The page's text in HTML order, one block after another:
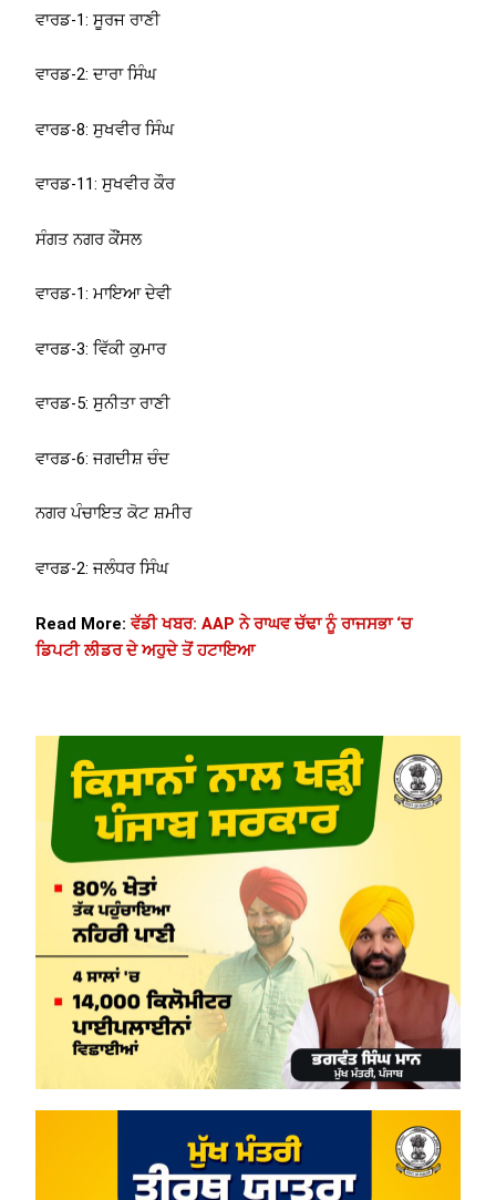
ਵਾਰਡ-1: ਸੂਰਜ ਰਾਣੀ
ਵਾਰਡ-2: ਦਾਰਾ ਸਿੰਘ
ਵਾਰਡ-8: ਸੁਖਵੀਰ ਸਿੰਘ
ਵਾਰਡ-11: ਸੁਖਵੀਰ ਕੌਰ
ਸੰਗਤ ਨਗਰ ਕੌਂਸਲ
ਵਾਰਡ-1: ਮਾਇਆ ਦੇਵੀ
ਵਾਰਡ-3: ਵਿੱਕੀ ਕੁਮਾਰ
ਵਾਰਡ-5: ਸੁਨੀਤਾ ਰਾਣੀ
ਵਾਰਡ-6: ਜਗਦੀਸ਼ ਚੰਦ
ਨਗਰ ਪੰਚਾਇਤ ਕੋਟ ਸ਼ਮੀਰ
ਵਾਰਡ-2: ਜਲੰਧਰ ਸਿੰਘ
Read More:ਵੱਡੀ ਖਬਰ: AAP ਨੇ ਰਾਘਵ ਚੱਢਾ ਨੂੰ ਰਾਜਸਭਾ ‘ਚ
ਡਿਪਟੀ ਲੀਡਰ ਦੇ ਅਹੁਦੇ ਤੋਂ ਹਟਾਇਆ